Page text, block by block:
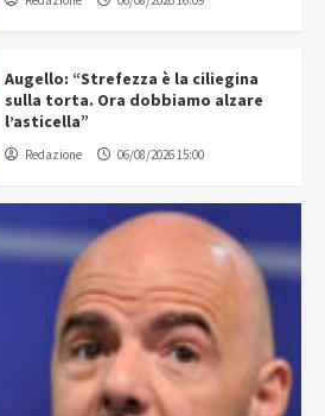
Augello: “Strefezza è la ciliegina
sulla torta. Ora dobbiamo alzare
l’asticella”
Redazione 06/08/2026 15:00